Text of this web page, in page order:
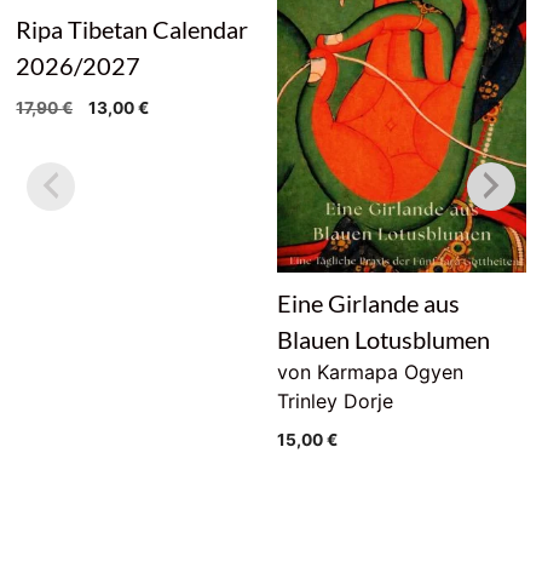
Ripa Tibetan Calendar
2026/2027
17,90€
Ursprünglicher
13,00€Aktueller
Eine Girlande aus
Blauen Lotusblumen
von Karmapa Ogyen
Trinley Dorje
15,00€